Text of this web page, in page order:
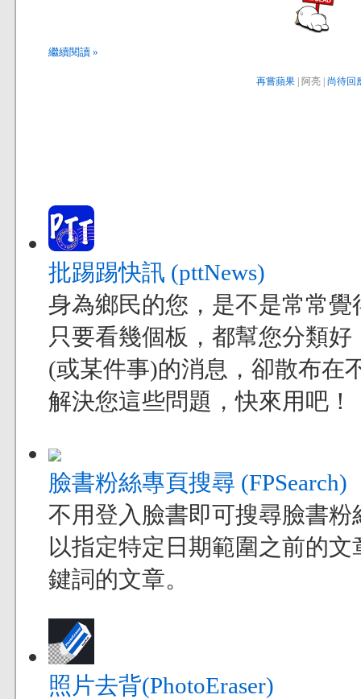
繼續閱讀 »
再嘗蘋果| 阿亮 | 尚待回
批踢踢快訊 (pttNews)
身為鄉民的您，是不是常常
只要看幾個板，都幫您分類
(或某件事)的消息，卻散布在
解決您這些問題，快來用吧！
臉書粉絲專頁搜尋 (FPSearch)
不用登入臉書即可搜尋臉書
以指定特定日期範圍之前的
鍵詞的文章。
照片去背(PhotoEraser)